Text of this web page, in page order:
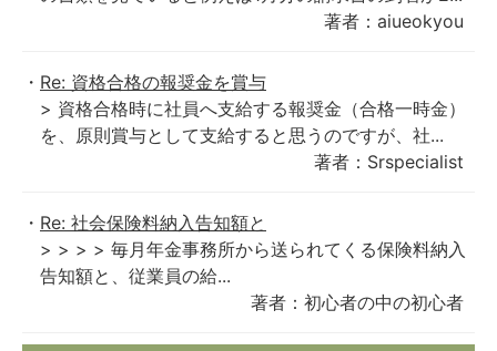
著者：aiueokyou
Re: 資格合格の報奨金を賞与
> 資格合格時に社員へ支給する報奨金（合格一時金）
を、原則賞与として支給すると思うのですが、社...
著者：Srspecialist
Re: 社会保険料納入告知額と
> > > > 毎月年金事務所から送られてくる保険料納入
告知額と、従業員の給...
著者：初心者の中の初心者